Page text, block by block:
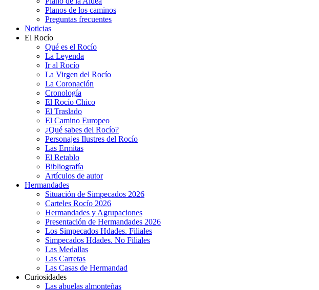
Planos de los caminos
Preguntas frecuentes
Noticias
El Rocío
Qué es el Rocío
La Leyenda
Ir al Rocío
La Virgen del Rocío
La Coronación
Cronología
El Rocío Chico
El Traslado
El Camino Europeo
¿Qué sabes del Rocío?
Personajes Ilustres del Rocío
Las Ermitas
El Retablo
Bibliografía
Artículos de autor
Hermandades
Situación de Simpecados 2026
Carteles Rocío 2026
Hermandades y Agrupaciones
Presentación de Hermandades 2026
Los Simpecados Hdades. Filiales
Simpecados Hdades. No Filiales
Las Medallas
Las Carretas
Las Casas de Hermandad
Curiosidades
Las abuelas almonteñas